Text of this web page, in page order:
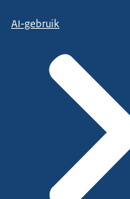
AI-gebruik